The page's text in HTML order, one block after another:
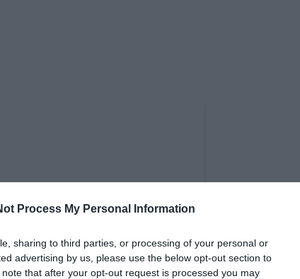
Process My Personal Information
sharing to third parties, or processing of your personal or
advertising by us, please use the below opt-out section to
that after your opt-out request is processed you may